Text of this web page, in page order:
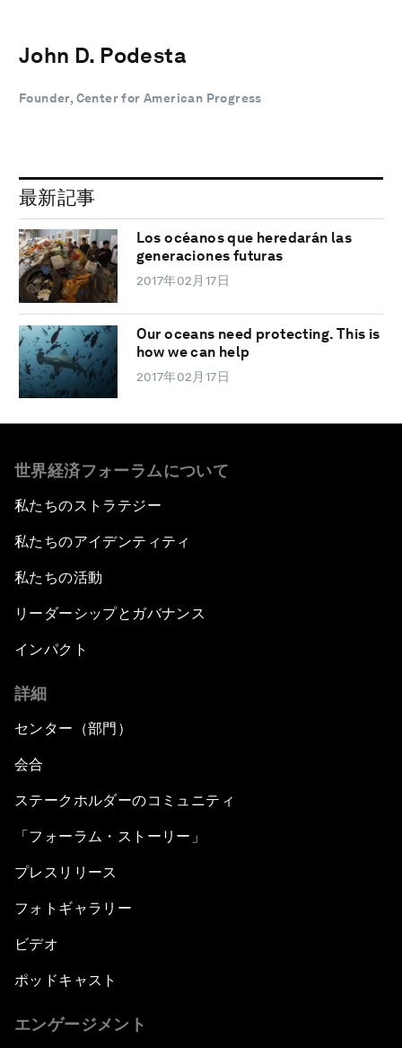
John D. Podesta
Founder, Center for American Progress
最新記事
Los océanos que heredarán las
generaciones futuras
2017年02月17日
Our oceans need protecting. This is
how we can help
2017年02月17日
世界経済フォーラムについて
私たちのストラテジー
私たちのアイデンティティ
私たちの活動
リーダーシップとガバナンス
インパクト
詳細
センター（部門）
会合
ステークホルダーのコミュニティ
「フォーラム・ストーリー」
プレスリリース
フォトギャラリー
ビデオ
ポッドキャスト
エンゲージメント